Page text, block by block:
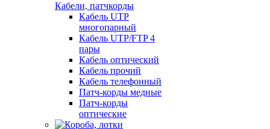
Кабели, патчкорды
Кабель UTP
многопарный
Кабель UTP/FTP 4
пары
Кабель оптический
Кабель прочий
Кабель телефонный
Патч-корды медные
Патч-корды
оптические